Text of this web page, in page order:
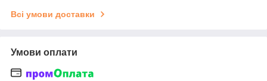
Всі умови доставки
Умови оплати